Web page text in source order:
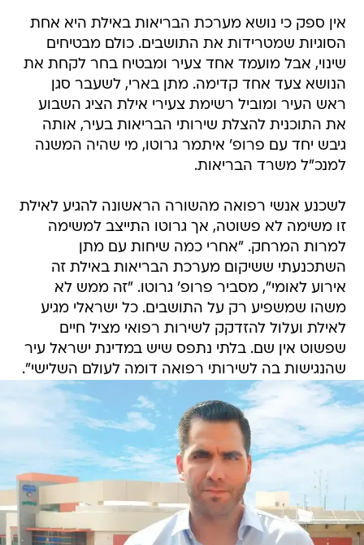
אין ספק כי נושא מערכת הבריאות באילת היא אחת
הסוגיות שמטרידות את התושבים. כולם מבטיחים
שינוי, אבל מועמד אחד צעיר ומבטיח בחר לקחת את
הנושא צעד אחד קדימה. מתן בארי, לשעבר סגן
ראש העיר ומוביל רשימת צעירי אילת הציג השבוע
את התוכנית להצלת שירותי הבריאות בעיר, אותה
גיבש יחד עם פרופ' איתמר גרוטו, מי שהיה המשנה
למנכ"ל משרד הבריאות.
לשכנע אנשי רפואה מהשורה הראשונה להגיע לאילת
זו משימה לא פשוטה, אך גרוטו התייצב למשימה
למרות המרחק. "אחרי כמה שיחות עם מתן
השתכנעתי ששיקום מערכת הבריאות באילת זה
אירוע לאומי", מסביר פרופ' גרוטו. "זה ממש לא
משהו שמשפיע רק על התושבים. כל ישראלי מגיע
לאילת ועלול להזדקק לשירות רפואי מציל חיים
שפשוט אין שם. בלתי נתפס שיש במדינת ישראל עיר
שהנגישות בה לשירותי רפואה דומה לעולם השלישי".